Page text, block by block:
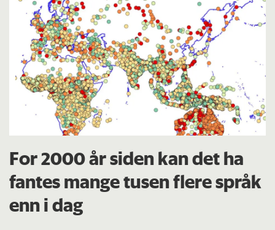
For 2000 år siden kan det ha
fantes mange tusen flere språk
enn i dag